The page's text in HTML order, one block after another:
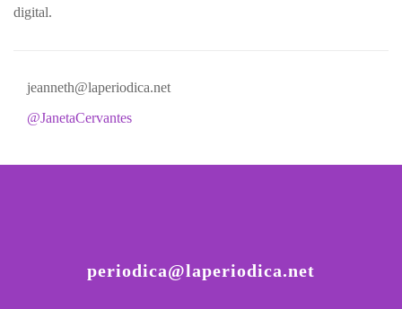
digital.
jeanneth@laperiodica.net
@JanetaCervantes
periodica@laperiodica.net